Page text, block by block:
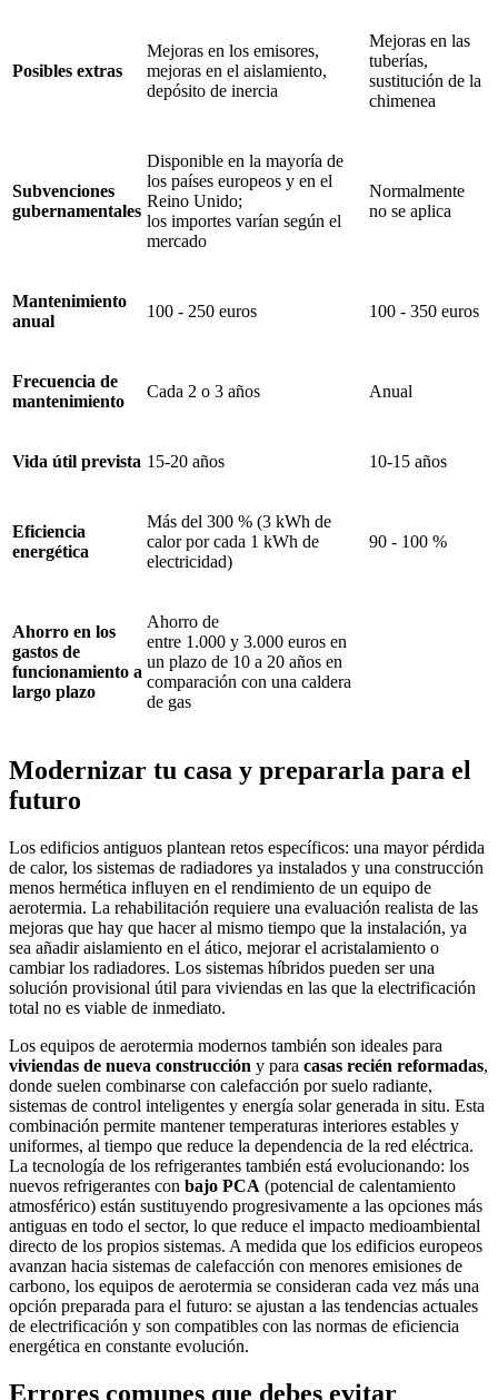
Posibles extras
Mejoras en los emisores,
mejoras en el aislamiento,
depósito de inercia
Mejoras en las
tuberías,
sustitución de la
chimenea
Subvenciones
gubernamentales
Disponible en la mayoría de
los países europeos y en el
Reino Unido;
los importes varían según el
mercado
Normalmente
no se aplica
Mantenimiento
anual
100 - 250 euros 100 - 350 euros
Frecuencia de
mantenimiento
Cada 2 o 3 años Anual
Vida útil prevista 15-20 años 10-15 años
Eficiencia
energética
Más del 300 % (3 kWh de
calor por cada 1 kWh de
electricidad)
90 - 100 %
Ahorro en los
gastos de
funcionamiento a
largo plazo
Ahorro de
entre 1.000 y 3.000 euros en
un plazo de 10 a 20 años en
comparación con una caldera
de gas
Modernizar tu casa y prepararla para el
futuro
Los edificios antiguos plantean retos específicos: una mayor pérdida
de calor, los sistemas de radiadores ya instalados y una construcción
menos hermética influyen en el rendimiento de un equipo de
aerotermia. La rehabilitación requiere una evaluación realista de las
mejoras que hay que hacer al mismo tiempo que la instalación, ya
sea añadir aislamiento en el ático, mejorar el acristalamiento o
cambiar los radiadores. Los sistemas híbridos pueden ser una
solución provisional útil para viviendas en las que la electrificación
total no es viable de inmediato.
Los equipos de aerotermia modernos también son ideales para
viviendas de nueva construcción y para casas recién reformadas,
donde suelen combinarse con calefacción por suelo radiante,
sistemas de control inteligentes y energía solar generada in situ. Esta
combinación permite mantener temperaturas interiores estables y
uniformes, al tiempo que reduce la dependencia de la red eléctrica.
La tecnología de los refrigerantes también está evolucionando: los
nuevos refrigerantes con bajo PCA (potencial de calentamiento
atmosférico) están sustituyendo progresivamente a las opciones más
antiguas en todo el sector, lo que reduce el impacto medioambiental
directo de los propios sistemas. A medida que los edificios europeos
avanzan hacia sistemas de calefacción con menores emisiones de
carbono, los equipos de aerotermia se consideran cada vez más una
opción preparada para el futuro: se ajustan a las tendencias actuales
de electrificación y son compatibles con las normas de eficiencia
energética en constante evolución.
Errores comunes que debes evitar